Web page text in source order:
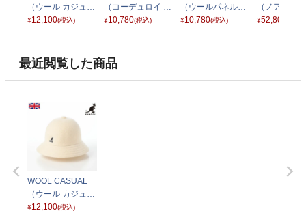
（ウール カジュア
ル） ブラック
¥12,100(税込)
（コーデュロイ カ
ジュアル） ベージ
¥10,780(税込)
（ウールパネル）
フランネル
¥10,780(税込)
（ノア ニッ
ット）
¥52,800
最近閲覧した商品
WOOL CASUAL
（ウール カジュア
ル） ホワイト
¥12,100(税込)